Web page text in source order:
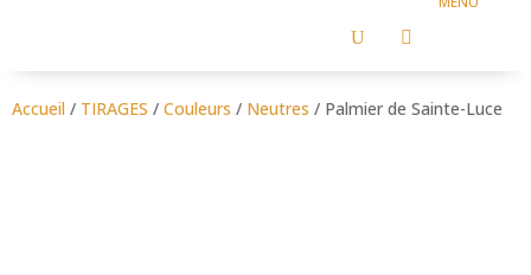
U 
Accueil / TIRAGES / Couleurs / Neutres / Palmier de Sainte-Luce